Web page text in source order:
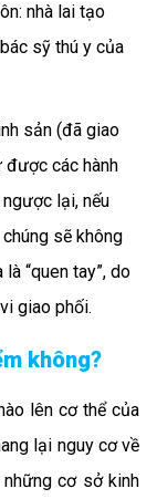
nhà lai tạo
sỹ thú y của
sản (đã giao
được các hành
lại, nếu
sẽ không
“quen tay”, do
giao phối.
không?
lên cơ thể của
lại nguy cơ về
cơ sở kinh